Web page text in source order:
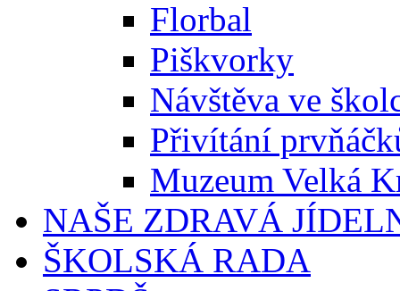
Florbal
Piškvorky
Návštěva ve
Přivítání
Muzeum Velká
NAŠE ZDRAVÁ
ŠKOLSKÁ RADA